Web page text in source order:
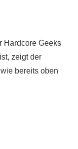
Hardcore Geeks
zeigt der
bereits oben